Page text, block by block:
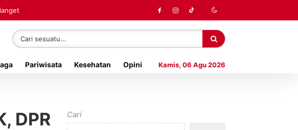
Pariwisata Kesehatan Opini Kamis, 06 Agu 2026
DPR
Cari